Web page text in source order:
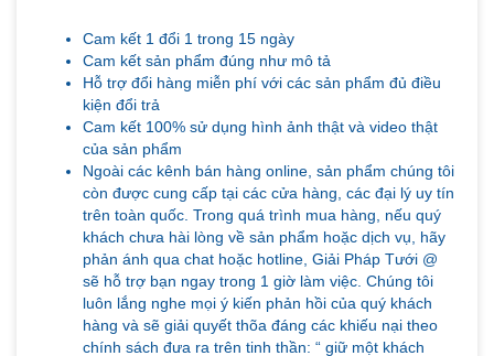
Cam kết 1 đổi 1 trong 15 ngày
Cam kết sản phẩm đúng như mô tả
Hỗ trợ đổi hàng miễn phí với các sản phẩm đủ điều
kiện đổi trả
Cam kết 100% sử dụng hình ảnh thật và video thật
của sản phẩm
Ngoài các kênh bán hàng online, sản phẩm chúng tôi
còn được cung cấp tại các cửa hàng, các đại lý uy tín
trên toàn quốc. Trong quá trình mua hàng, nếu quý
khách chưa hài lòng về sản phẩm hoặc dịch vụ, hãy
phản ánh qua chat hoặc hotline, Giải Pháp Tưới @
sẽ hỗ trợ bạn ngay trong 1 giờ làm việc. Chúng tôi
luôn lắng nghe mọi ý kiến phản hồi của quý khách
hàng và sẽ giải quyết thõa đáng các khiếu nại theo
chính sách đưa ra trên tinh thần: “ giữ một khách